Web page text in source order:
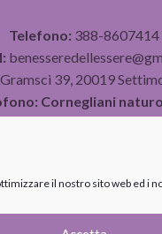
il nostro sito web ed i
Telefono: 388-8607414
39, 20019
Cornegliani